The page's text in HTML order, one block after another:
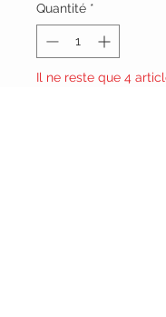
Quantité *
Il ne reste que 4